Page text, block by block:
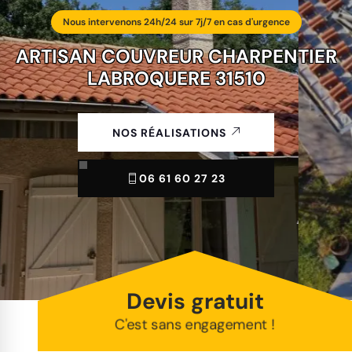
Nous intervenons 24h/24 sur 7j/7 en cas d'urgence
ARTISAN COUVREUR CHARPENTIER
LABROQUERE 31510
NOS RÉALISATIONS
06 61 60 27 23
Devis gratuit
C'est sans engagement !